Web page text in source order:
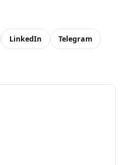
LinkedIn Telegram